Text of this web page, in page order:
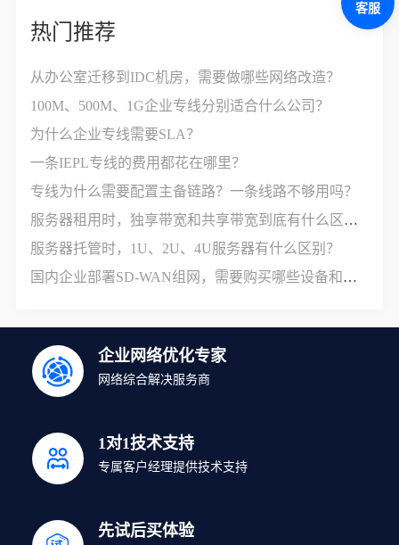
热门推荐
从办公室迁移到IDC机房，需要做哪些网络改造？
100M、500M、1G企业专线分别适合什么公司？
为什么企业专线需要SLA？
一条IEPL专线的费用都花在哪里？
专线为什么需要配置主备链路？一条线路不够用吗？
服务器租用时，独享带宽和共享带宽到底有什么区别？
服务器托管时，1U、2U、4U服务器有什么区别？
国内企业部署SD-WAN组网，需要购买哪些设备和服务？
企业网络优化专家
网络综合解决服务商
1对1技术支持
专属客户经理提供技术支持
先试后买体验
客服